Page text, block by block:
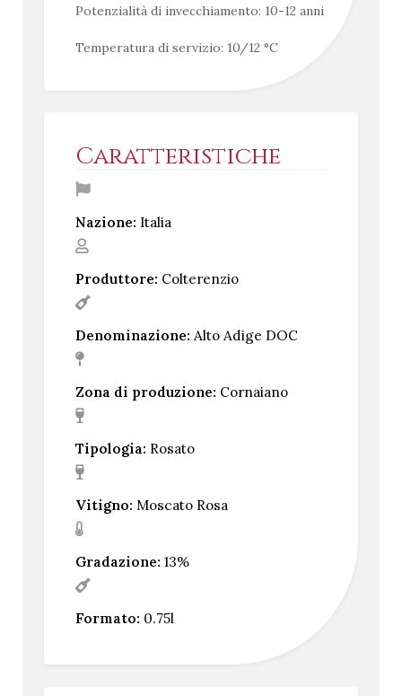
Potenzialità di invecchiamento: 10-12 anni
Temperatura di servizio: 10/12 °C
Caratteristiche
Nazione: Italia
Produttore: Colterenzio
Denominazione: Alto Adige DOC
Zona di produzione: Cornaiano
Tipologia: Rosato
Vitigno: Moscato Rosa
Gradazione: 13%
Formato: 0.75l